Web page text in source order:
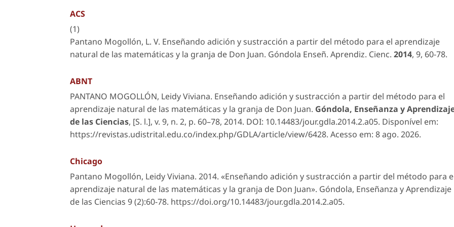
ACS
(1)
Pantano Mogollón, L. V. Enseñando adición y sustracción a partir del método para el aprendizaje
natural de las matemáticas y la granja de Don Juan. Góndola Enseñ. Aprendiz. Cienc. 2014, 9, 60-78.
ABNT
PANTANO MOGOLLÓN, Leidy Viviana. Enseñando adición y sustracción a partir del método para el
aprendizaje natural de las matemáticas y la granja de Don Juan. Góndola, Enseñanza y
de las Ciencias, [S. l.], v. 9, n. 2, p. 60–78, 2014. DOI: 10.14483/jour.gdla.2014.2.a05. Disponível em:
https://revistas.udistrital.edu.co/index.php/GDLA/article/view/6428. Acesso em: 8 ago. 2026.
Chicago
Pantano Mogollón, Leidy Viviana. 2014. «Enseñando adición y sustracción a partir del método para
aprendizaje natural de las matemáticas y la granja de Don Juan». Góndola, Enseñanza y Aprendizaje
de las Ciencias 9 (2):60-78. https://doi.org/10.14483/jour.gdla.2014.2.a05.